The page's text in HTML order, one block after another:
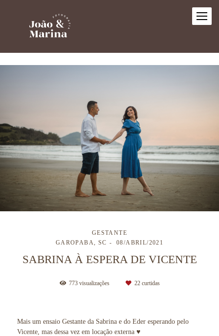
GESTANTE
GAROPABA, SC
08/ABRIL/2021
SABRINA À ESPERA DE VICENTE
773visualizações 22curtidas
Mais um ensaio Gestante da Sabrina e do Eder esperando pelo
Vicente, mas dessa vez em locação externa ♥